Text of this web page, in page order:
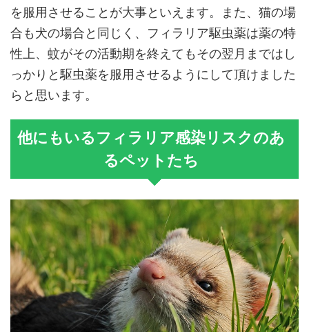
を服用させることが大事といえます。また、猫の場
合も犬の場合と同じく、フィラリア駆虫薬は薬の特
性上、蚊がその活動期を終えてもその翌月まではし
っかりと駆虫薬を服用させるようにして頂けました
らと思います。
他にもいるフィラリア感染リスクのあ
るペットたち